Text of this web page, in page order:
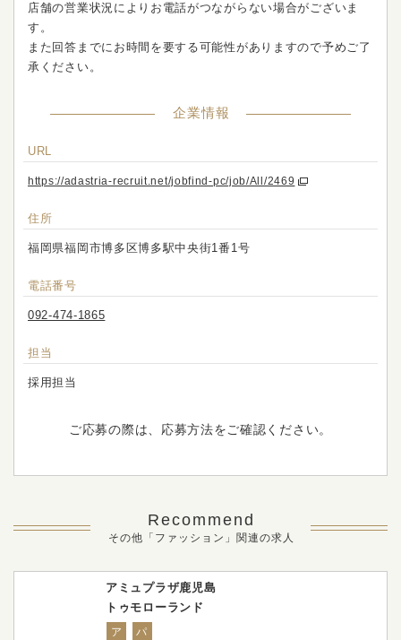
店舗の営業状況によりお電話がつながらない場合がございま
す。
また回答までにお時間を要する可能性がありますので予めご了
承ください。
企業情報
URL
https://adastria-recruit.net/jobfind-pc/job/All/2469
住所
福岡県福岡市博多区博多駅中央街1番1号
電話番号
092-474-1865
担当
採用担当
ご応募の際は、応募方法をご確認ください。
Recommend
その他「ファッション」関連の求人
アミュプラザ鹿児島
トゥモローランド
ア パ